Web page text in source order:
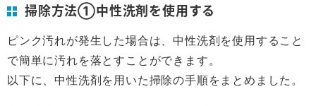
掃除方法①中性洗剤を使用する
ピンク汚れが発生した場合は、中性洗剤を使用すること
で簡単に汚れを落とすことができます。
以下に、中性洗剤を用いた掃除の手順をまとめました。